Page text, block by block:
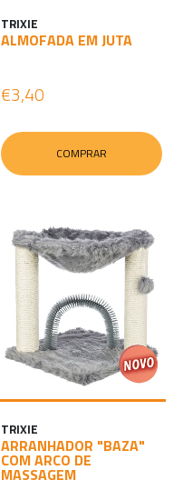
TRIXIE
ALMOFADA EM JUTA
€3,40
COMPRAR
TRIXIE
ARRANHADOR "BAZA"
COM ARCO DE
MASSAGEM